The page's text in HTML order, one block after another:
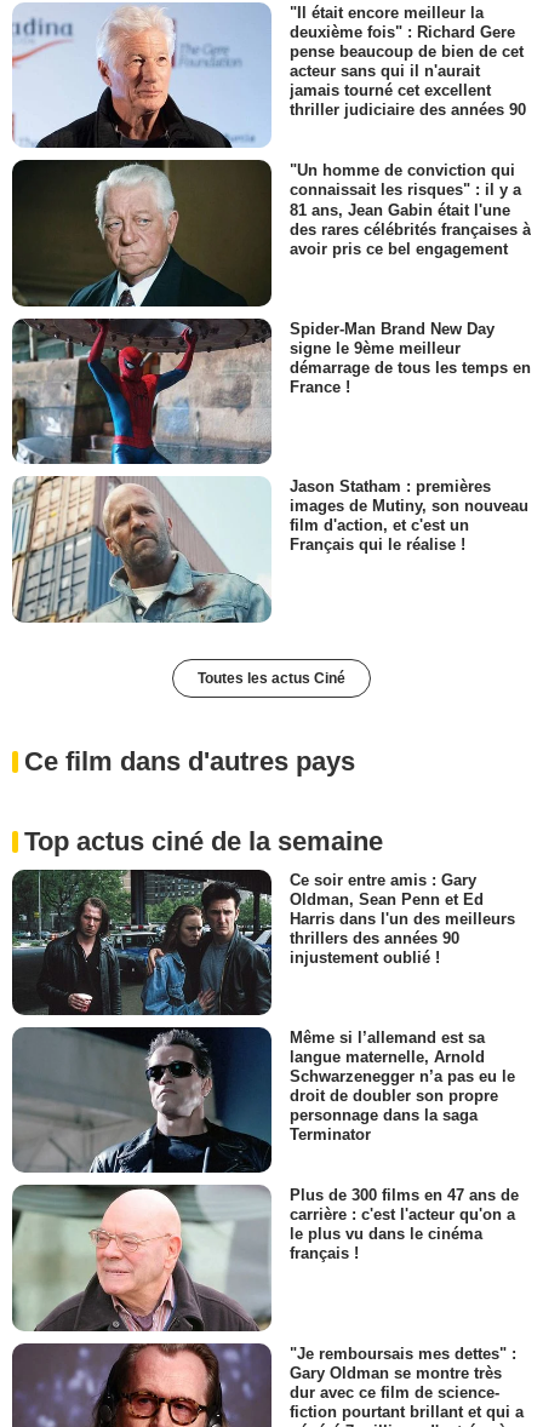
"Il était encore meilleur la
deuxième fois" : Richard Gere
pense beaucoup de bien de cet
acteur sans qui il n'aurait
jamais tourné cet excellent
thriller judiciaire des années 90
"Un homme de conviction qui
connaissait les risques" : il y a
81 ans, Jean Gabin était l'une
des rares célébrités françaises à
avoir pris ce bel engagement
Spider-Man Brand New Day
signe le 9ème meilleur
démarrage de tous les temps en
France !
Jason Statham : premières
images de Mutiny, son nouveau
film d'action, et c'est un
Français qui le réalise !
Toutes les actus Ciné
Ce film dans d'autres pays
Top actus ciné de la semaine
Ce soir entre amis : Gary
Oldman, Sean Penn et Ed
Harris dans l'un des meilleurs
thrillers des années 90
injustement oublié !
Même si l’allemand est sa
langue maternelle, Arnold
Schwarzenegger n’a pas eu le
droit de doubler son propre
personnage dans la saga
Terminator
Plus de 300 films en 47 ans de
carrière : c'est l'acteur qu'on a
le plus vu dans le cinéma
français !
"Je remboursais mes dettes" :
Gary Oldman se montre très
dur avec ce film de science-
fiction pourtant brillant et qui a